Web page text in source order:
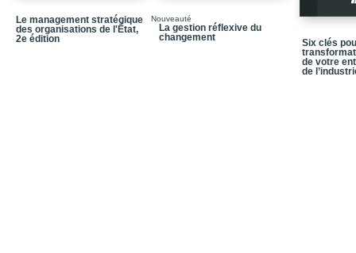
Chapitre 1 /
Chapitre 2 /
perspective
Le management stratégique
des organisations de l'État,
2e édition
Nouveauté
La gestion réflexive du
changement
Six clés
de votre
de